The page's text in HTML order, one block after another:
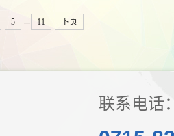
5 11 下页
联系电话：